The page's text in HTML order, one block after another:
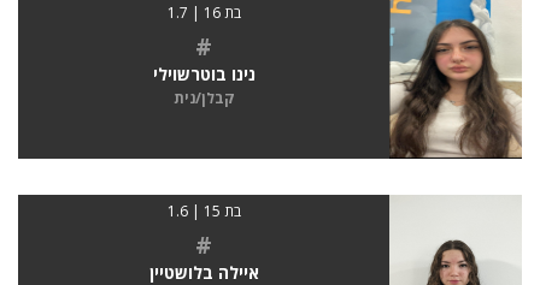
בת 16 | 1.7
#
נינו בוטרשוילי
קבלן/נית
בת 15 | 1.6
#
איילה בלושטיין